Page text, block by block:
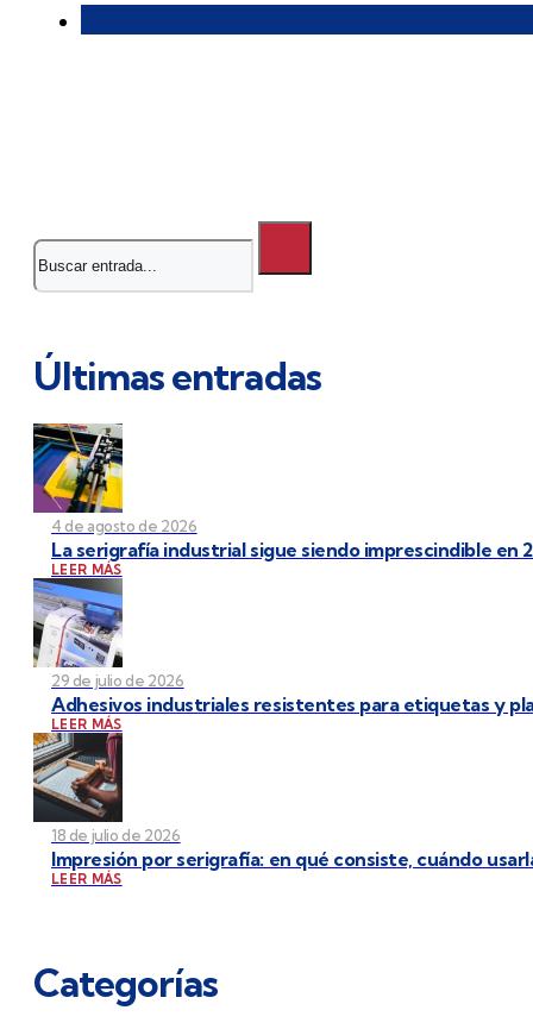
Últimas entradas
4 de agosto de 2026
La serigrafía industrial sigue siendo imprescindible en
LEER MÁS
29 de julio de 2026
Adhesivos industriales resistentes para etiquetas y
LEER MÁS
18 de julio de 2026
Impresión por serigrafía: en qué consiste, cuándo
LEER MÁS
Categorías